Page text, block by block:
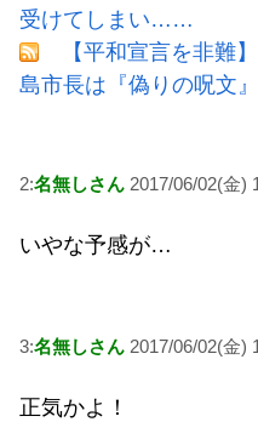
受けてしまい……
【平和宣言を非難
島市長は『偽りの呪文
2:名無しさん 2017/06/02(金)
いやな予感が…
3:名無しさん 2017/06/02(金)
正気かよ！